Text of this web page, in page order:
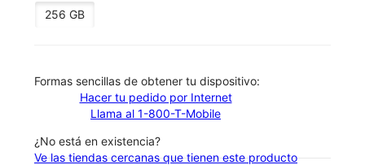
256 GB
​​​​​​​Formas sencillas de obtener tu dispositivo:
Hacer tu pedido por Internet
Llama al 1-800-T-Mobile
¿No está en existencia?
Ve las tiendas cercanas que tienen este producto